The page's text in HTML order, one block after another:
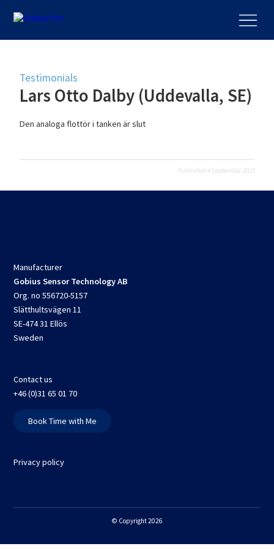
Testimonials
Lars Otto Dalby (Uddevalla, SE)
Den analoga flottör i tanken är slut
Published 4 September 2023
Manufacturer
Gobius Sensor Technology AB
Org. no 556720-5157
Slätthultsvägen 11
SE-474 31 Ellös
Sweden
Contact us
+46 (0)31 65 01 70
Book Time with Me
Privacy policy
© Copyright 2026